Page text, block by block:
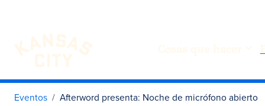
Visita KC
Eventos Afterword presenta: Noche de micrófono abierto